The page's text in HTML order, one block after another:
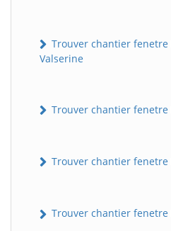
Trouver chantier fenetre
Valserine
Trouver chantier fenetre
Trouver chantier fenetre
Trouver chantier fenetre